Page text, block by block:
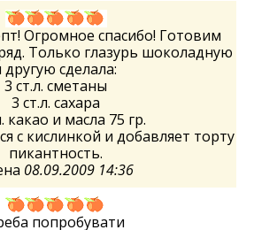
Огромное спасибо! Готовим
Только глазурь шоколадную
другую сделала:
3 ст.л. сметаны
3 ст.л. сахара
какао и масла 75 гр.
с кислинкой и добавляет торту
пикантность.
08.09.2009 14:36
попробувати